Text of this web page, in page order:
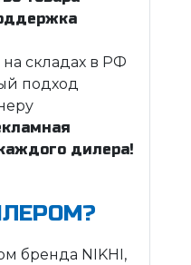
складах в РФ
подход
дилера!
бренда NIKHI,